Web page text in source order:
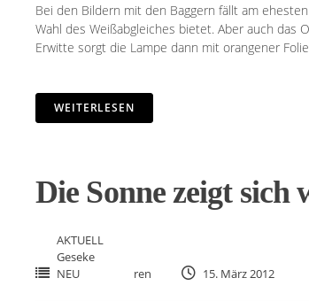
Bei den Bildern mit den Baggern fällt am
Wahl des Weißabgleiches bietet. Aber auch
Erwitte sorgt die Lampe dann mit orangener
WEITERLESEN
Die Sonne zeigt sich
AKTUELL
Geseke
NEU
ren 15. März 2012